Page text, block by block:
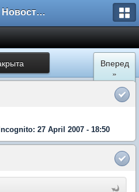
Форум Новостройки
Вперед
»
27 April 2007 - 18:50